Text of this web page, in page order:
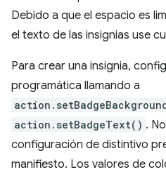
Debido a que el espacio es
el texto de las insignias use
Para crear una insignia,
programática llamando a
action.setBadgeText() .
configuración de distintivo
manifiesto. Los valores de